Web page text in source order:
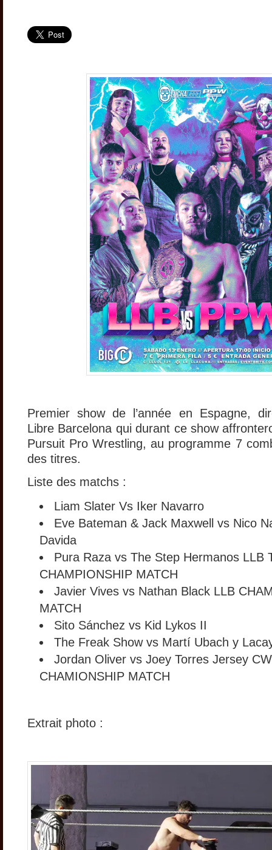
Premier show de l’année en Espagne,
Libre Barcelona qui durant ce show
Pursuit Pro Wrestling, au programme 7
des titres.
Liste des matchs :
Liam Slater Vs Iker Navarro
Eve Bateman & Jack Maxwell vs Nico
Davida
Pura Raza vs The Step Hermanos LLB
CHAMPIONSHIP MATCH
Javier Vives vs Nathan Black LLB
MATCH
Sito Sánchez vs Kid Lykos II
The Freak Show vs Martí Ubach y
Jordan Oliver vs Joey Torres Jersey CW
CHAMIONSHIP MATCH
Extrait photo :